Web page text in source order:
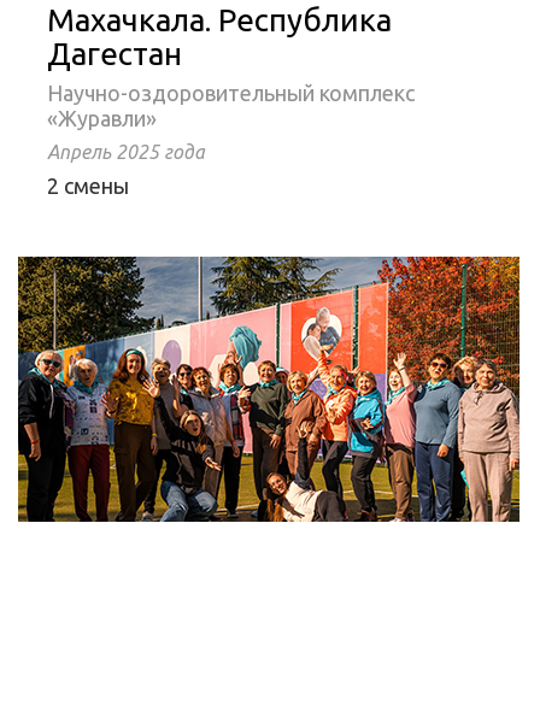
Махачкала. Республика
Дагестан
Научно-оздоровительный комплекс
«Журавли»
Апрель 2025 года
2 смены